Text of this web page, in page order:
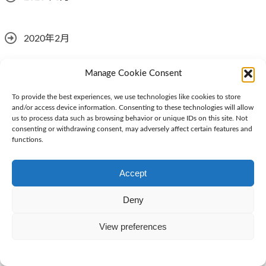
Manage Cookie Consent
To provide the best experiences, we use technologies like cookies to store
and/or access device information. Consenting to these technologies will allow
us to process data such as browsing behavior or unique IDs on this site. Not
consenting or withdrawing consent, may adversely affect certain features and
functions.
Accept
Deny
View preferences
2020年2月
2019年11月